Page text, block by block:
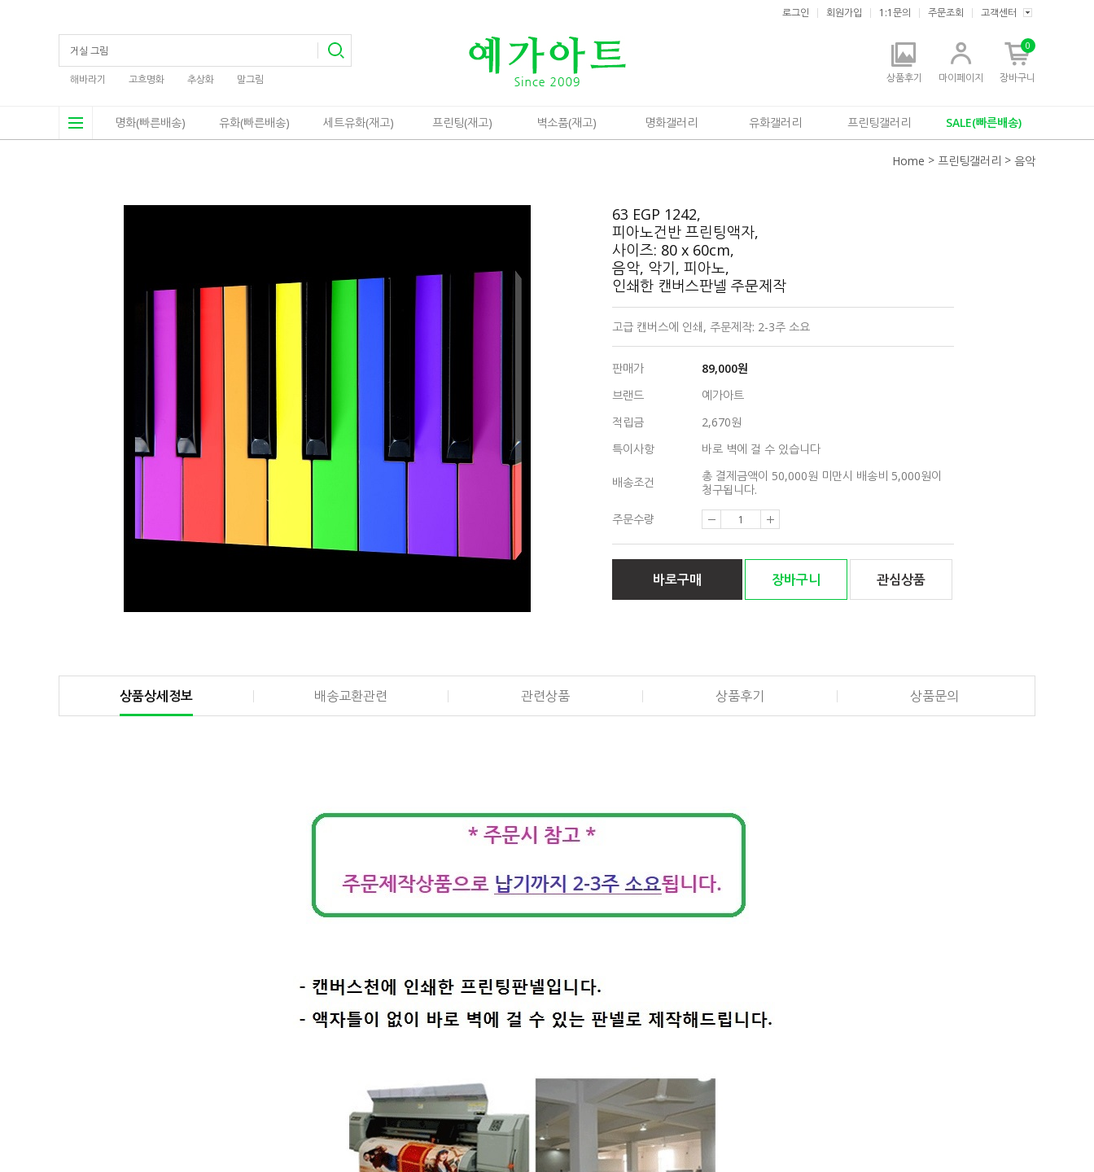
해바라기 고흐명화 추상화 말그림
로그인 회원가입 1:1문의 주문조회 고객센터
상품후기 마이페이지 장바구니
0
명화(빠른배송) 유화(빠른배송) 세트유화(재고) 프린팅(재고) 벽소품(재고) 명화갤러리 유화갤러리 프린팅갤러리 SALE(빠른배송)
Home > 프린팅갤러리 > 음악
63 EGP 1242,
피아노건반 프린팅액자,
사이즈: 80 x 60cm,
음악, 악기, 피아노,
인쇄한 캔버스판넬 주문제작
고급 캔버스에 인쇄, 주문제작: 2-3주 소요
판매가 89,000원
브랜드
예가아트
적립금
2,670원
특이사항
바로 벽에 걸 수 있습니다
배송조건
총 결제금액이 50,000원 미만시 배송비 5,000원이
청구됩니다.
주문수량
바로구매 장바구니 관심상품
상품상세정보 배송교환관련 관련상품 상품후기 상품문의